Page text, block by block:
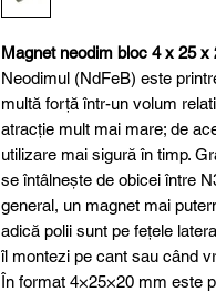
Magnet neodim bloc 4 x 25 x
Neodimul (NdFeB) este
multă forță într-un volum
atracție mult mai mare; de
utilizare mai sigură în timp.
se întâlnește de obicei între
general, un magnet mai
adică polii sunt pe fețele
îl montezi pe cant sau când
În format 4×25×20 mm este